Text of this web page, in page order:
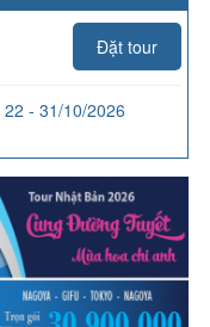
Đặt tour
22 - 31/10/2026